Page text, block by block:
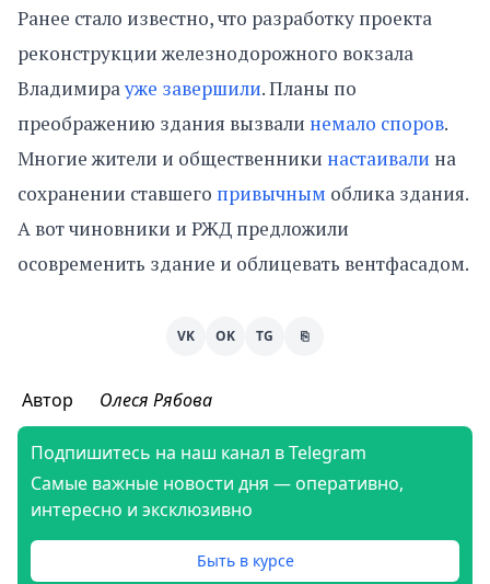
Ранее стало известно, что разработку проекта
реконструкции железнодорожного вокзала
Владимирауже завершили. Планы по
преображению здания вызвали немало споров.
Многие жители и общественники настаивали на
сохранении ставшего привычным облика здания.
А вот чиновники и РЖД предложили
осовременить здание и облицевать вентфасадом.
VK OK TG ⎘
Автор Олеся Рябова
Подпишитесь на наш канал в Telegram
Самые важные новости дня — оперативно,
интересно и эксклюзивно
Быть в курсе